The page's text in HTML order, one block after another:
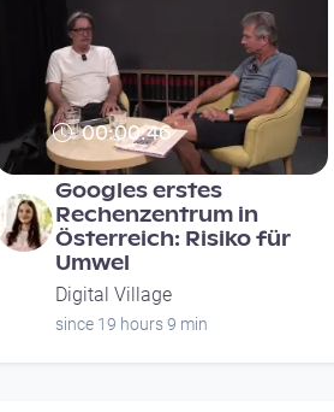
00:00:46
Googles erstes
Rechenzentrum in
Österreich: Risiko für
Umwel
Digital Village
since 19 hours 9 min